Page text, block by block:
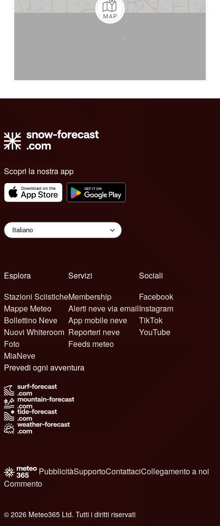
Scopri la nostra app
Esplora
Stazioni Sciistiche
Mappe Meteo
Bollettino Neve
Nuovi Whiteroom
Foto
MiaNeve
Servizi
Membership
Alerti neve via email
App mobile neve
Reporteri neve
Feeds meteo
Sociali
Facebook
Instagram
TikTok
YouTube
Prevedi ogni avventura
PubblicitàSupportoContattaciCollegamento a noi
Commento
© 2026 Meteo365 Ltd. Tutti i diritti riservati